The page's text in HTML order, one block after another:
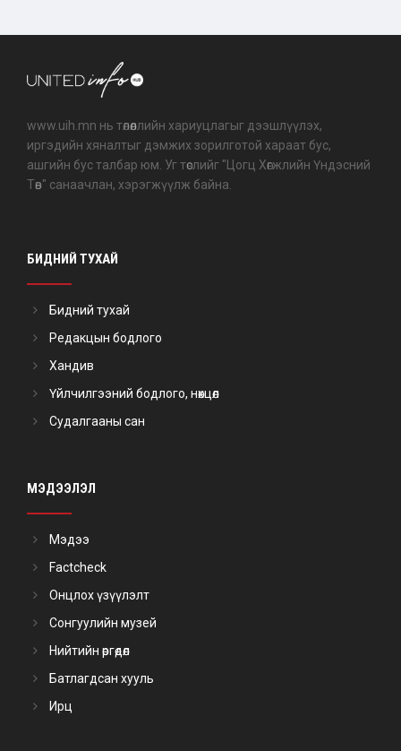
www.uih.mn нь төлөөллийн хариуцлагыг дээшлүүлэх,
иргэдийн хяналтыг дэмжих зорилготой хараат бус,
ашгийн бус талбар юм. Уг төслийг "Цогц Хөгжлийн Үндэсний
Төв" санаачлан, хэрэгжүүлж байна.
БИДНИЙ ТУХАЙ
Бидний тухай
Редакцын бодлого
Хандив
Үйлчилгээний бодлого, нөхцөл
Судалгааны сан
МЭДЭЭЛЭЛ
Мэдээ
Factcheck
Онцлох үзүүлэлт
Сонгуулийн музей
Нийтийн өргөдөл
Батлагдсан хууль
Ирц